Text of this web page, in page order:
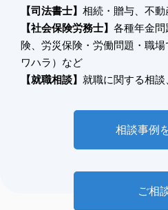
【司法書士】 相続・贈与、不
【社会保険労務士】 各種年金問
険、労災保険・労働問題・職
ワハラ）など
【就職相談】 就職に関する相
相談事例
ご相